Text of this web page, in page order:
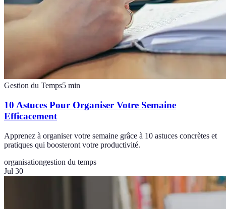
Gestion du Temps5 min
10 Astuces Pour Organiser Votre Semaine
Efficacement
Apprenez à organiser votre semaine grâce à 10 astuces concrètes et
pratiques qui boosteront votre productivité.
organisationgestion du temps
Jul 30